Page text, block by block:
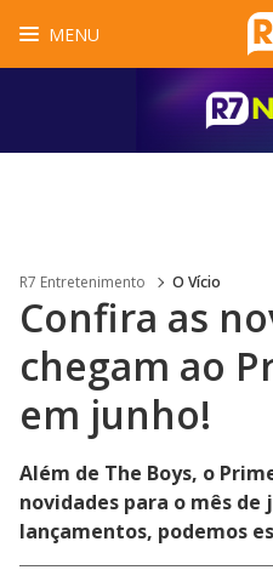
MENU
R7 Entretenimento O Vício
Confira as
chegam ao
em junho!
Além de The Boys, o
novidades para o mês de
lançamentos, podemos